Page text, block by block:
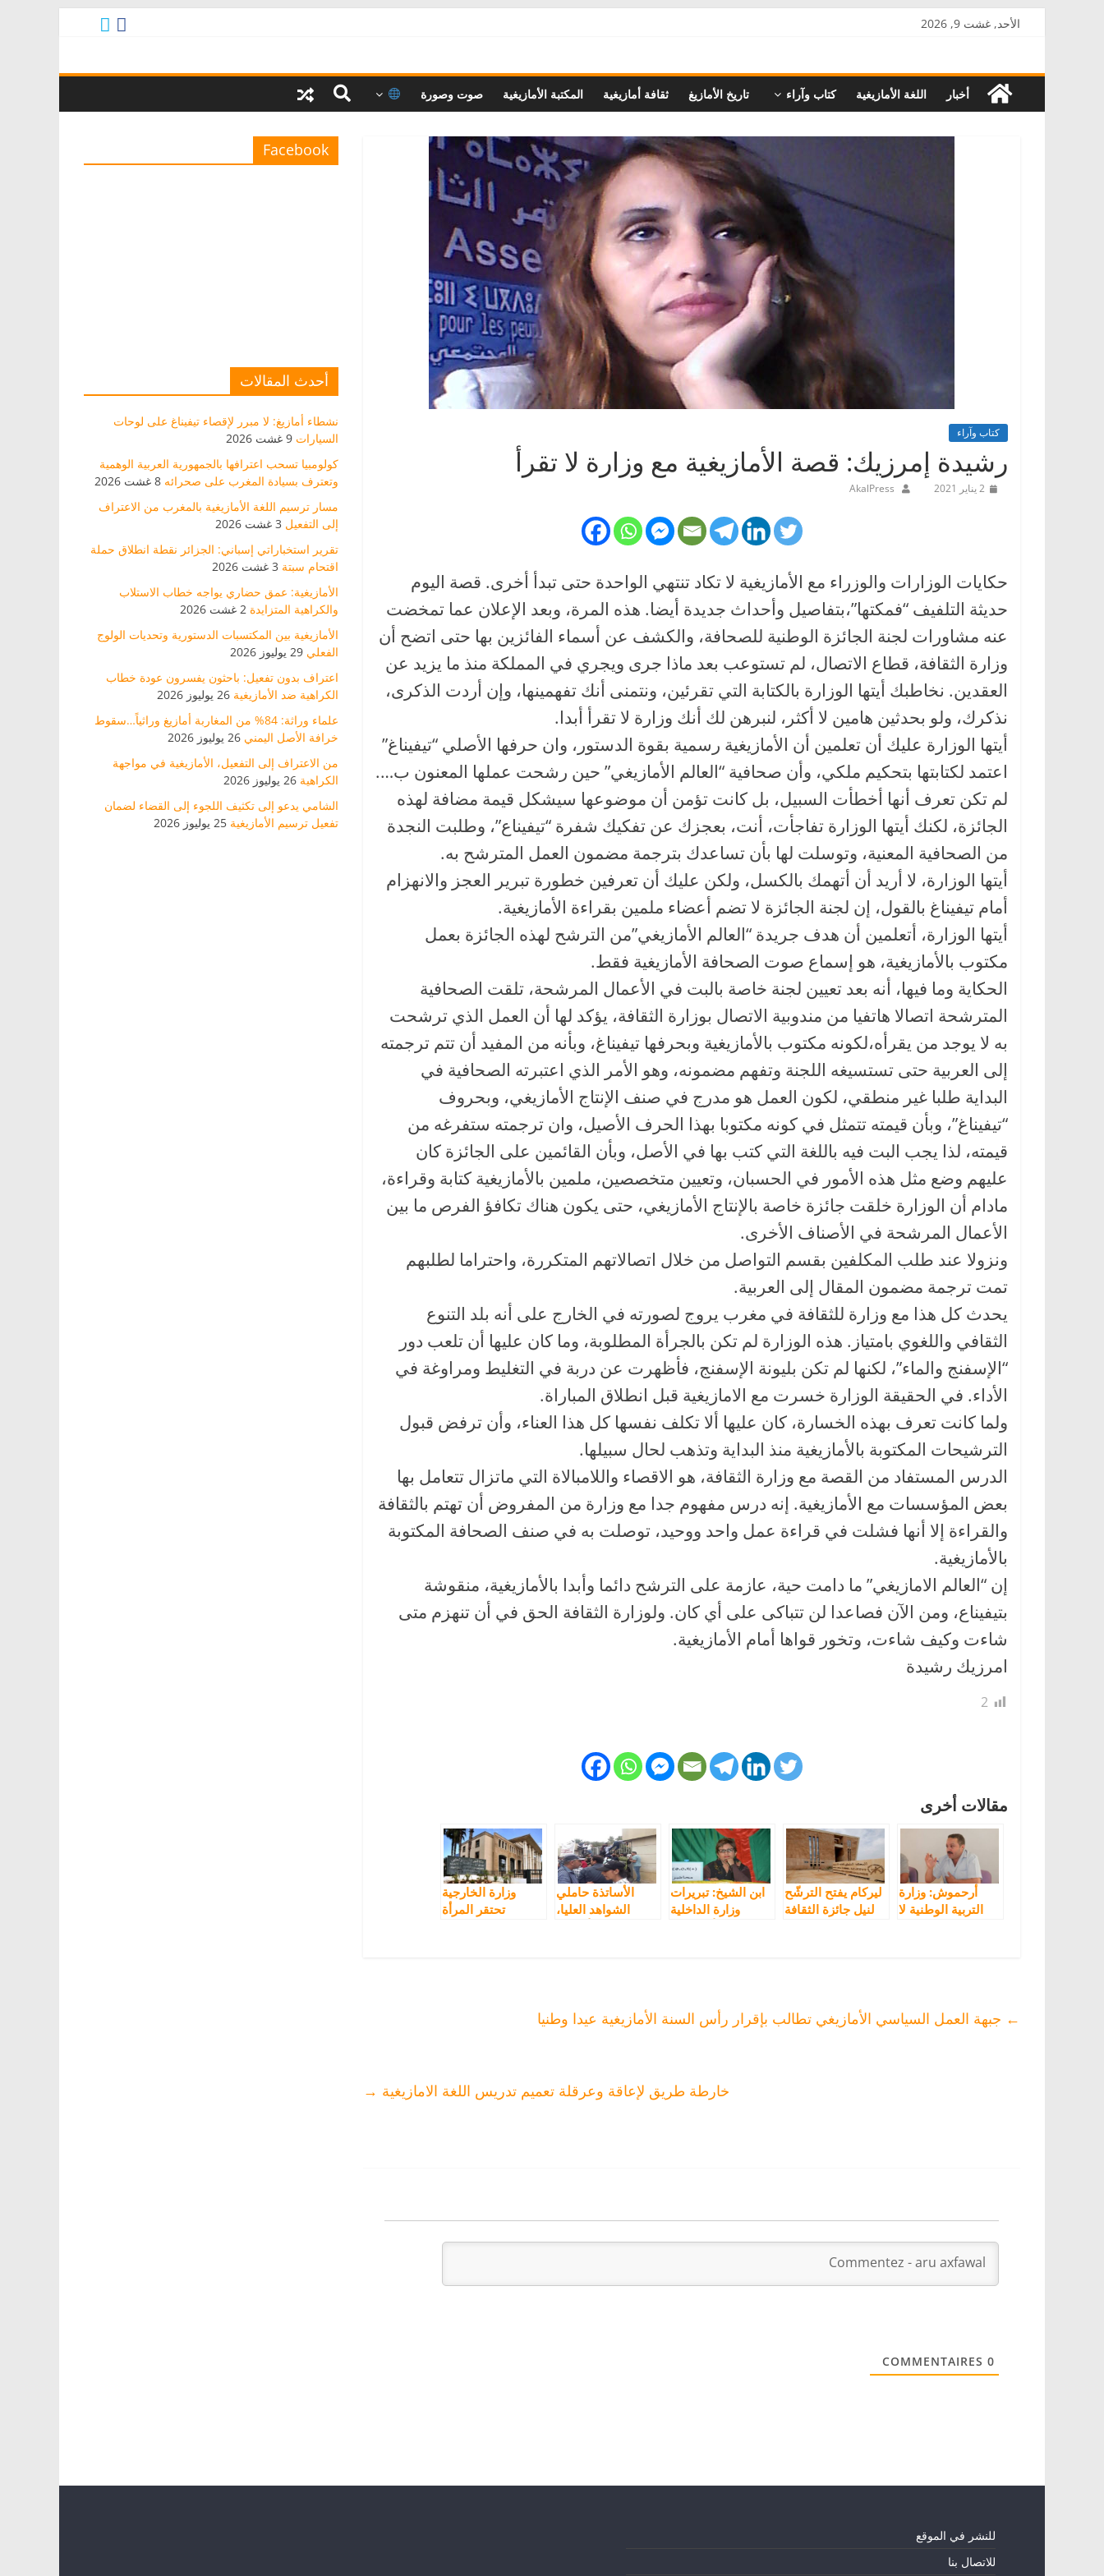
الأحد, غشت 9, 2026
AkalPress
منبر
أخبار اللغة الأمازيغية كتاب وآراء تاريخ الأمازيغ ثقافة أمازيغية المكتبة الأمازيغية صوت وصورة
كتاب وآراء
رشيدة إمرزيك: قصة الأمازيغية مع وزارة لا تقرأ
2 يناير 2021 AkalPress
حكايات الوزارات والوزراء مع الأمازيغية لا تكاد تنتهي الواحدة حتى تبدأ أخرى. قصة اليوم
حديثة التلفيف “فمكتها”،بتفاصيل وأحداث جديدة أيضا. هذه المرة، وبعد الإعلان عما تمخضت
عنه مشاورات لجنة الجائزة الوطنية للصحافة، والكشف عن أسماء الفائزين بها حتى اتضح أن
وزارة الثقافة، قطاع الاتصال، لم تستوعب بعد ماذا جرى ويجري في المملكة منذ ما يزيد عن
العقدين. نخاطبك أيتها الوزارة بالكتابة التي تقرئين، ونتمنى أنك تفهمينها، وإن أردت الذكرى،
نذكرك، ولو بحدثين هامين لا أكثر، لنبرهن لك أنك وزارة لا تقرأ أبدا.
أيتها الوزارة عليك أن تعلمين أن الأمازيغية رسمية بقوة الدستور، وان حرفها الأصلي “تيفيناغ”
اعتمد لكتابتها بتحكيم ملكي، وأن صحافية “العالم الأمازيغي” حين رشحت عملها المعنون ب….
لم تكن تعرف أنها أخطأت السبيل، بل كانت تؤمن أن موضوعها سيشكل قيمة مضافة لهذه
الجائزة، لكنك أيتها الوزارة تفاجأت، أنت، بعجزك عن تفكيك شفرة “تيفيناع”، وطلبت النجدة
من الصحافية المعنية، وتوسلت لها بأن تساعدك بترجمة مضمون العمل المترشح به.
أيتها الوزارة، لا أريد أن أتهمك بالكسل، ولكن عليك أن تعرفين خطورة تبرير العجز والانهزام
أمام تيفيناغ بالقول، إن لجنة الجائزة لا تضم أعضاء ملمين بقراءة الأمازيغية.
أيتها الوزارة، أتعلمين أن هدف جريدة “العالم الأمازيغي”من الترشح لهذه الجائزة بعمل
مكتوب بالأمازيغية، هو إسماع صوت الصحافة الأمازيغية فقط.
الحكاية وما فيها، أنه بعد تعيين لجنة خاصة بالبت في الأعمال المرشحة، تلقت الصحافية
المترشحة اتصالا هاتفيا من مندوبية الاتصال بوزارة الثقافة، يؤكد لها أن العمل الذي ترشحت
به لا يوجد من يقرأه،لكونه مكتوب بالأمازيغية وبحرفها تيفيناغ، وبأنه من المفيد أن تتم ترجمته
إلى العربية حتى تستسيغه اللجنة وتفهم مضمونه، وهو الأمر الذي اعتبرته الصحافية في
البداية طلبا غير منطقي، لكون العمل هو مدرج في صنف الإنتاج الأمازيغي، وبحروف
“تيفيناغ”، وبأن قيمته تتمثل في كونه مكتوبا بهذا الحرف الأصيل، وان ترجمته ستفرغه من
قيمته، لذا يجب البت فيه باللغة التي كتب بها في الأصل، وبأن القائمين على الجائزة كان
عليهم وضع مثل هذه الأمور في الحسبان، وتعيين متخصصين، ملمين بالأمازيغية كتابة وقراءة،
مادام أن الوزارة خلقت جائزة خاصة بالإنتاج الأمازيغي، حتى يكون هناك تكافؤ الفرص ما بين
الأعمال المرشحة في الأصناف الأخرى.
ونزولا عند طلب المكلفين بقسم التواصل من خلال اتصالاتهم المتكررة، واحتراما لطلبهم
تمت ترجمة مضمون المقال إلى العربية.
يحدث كل هذا مع وزارة للثقافة في مغرب يروج لصورته في الخارج على أنه بلد التنوع
الثقافي واللغوي بامتياز. هذه الوزارة لم تكن بالجرأة المطلوبة، وما كان عليها أن تلعب دور
“الإسفنج والماء”، لكنها لم تكن بليونة الإسفنج، فأظهرت عن دربة في التغليط ومراوغة في
الأداء. في الحقيقة الوزارة خسرت مع الامازيغية قبل انطلاق المباراة.
ولما كانت تعرف بهذه الخسارة، كان عليها ألا تكلف نفسها كل هذا العناء، وأن ترفض قبول
الترشيحات المكتوبة بالأمازيغية منذ البداية وتذهب لحال سبيلها.
الدرس المستفاد من القصة مع وزارة الثقافة، هو الاقصاء واللامبالاة التي ماتزال تتعامل بها
بعض المؤسسات مع الأمازيغية. إنه درس مفهوم جدا مع وزارة من المفروض أن تهتم بالثقافة
والقراءة إلا أنها فشلت في قراءة عمل واحد ووحيد، توصلت به في صنف الصحافة المكتوبة
بالأمازيغية.
إن “العالم الامازيغي” ما دامت حية، عازمة على الترشح دائما وأبدا بالأمازيغية، منقوشة
بتيفيناع، ومن الآن فصاعدا لن تتباكى على أي كان. ولوزارة الثقافة الحق في أن تنهزم متى
شاءت وكيف شاءت، وتخور قواها أمام الأمازيغية.
امرزيك رشيدة
2
مقالات أخرى
أرحموش: وزارة
التربية الوطنية لا
ليركام يفتح الترشّح
لنيل جائزة الثقافة
ابن الشيخ: تبريرات
وزارة الداخلية
الأساتذة حاملي
الشواهد العليا،
وزارة الخارجية
تحتقر المرأة
← جبهة العمل السياسي الأمازيغي تطالب بإقرار رأس السنة الأمازيغية عيدا وطنيا
خارطة طريق لإعاقة وعرقلة تعميم تدريس اللغة الامازيغية →
0
Facebook
أحدث المقالات
نشطاء أمازيغ: لا مبرر لإقصاء تيفيناغ على لوحات
السيارات 9 غشت 2026
كولومبيا تسحب اعترافها بالجمهورية العربية الوهمية
وتعترف بسيادة المغرب على صحرائه 8 غشت 2026
مسار ترسيم اللغة الأمازيغية بالمغرب من الاعتراف
إلى التفعيل 3 غشت 2026
تقرير استخباراتي إسباني: الجزائر نقطة انطلاق حملة
اقتحام سبتة 3 غشت 2026
الأمازيغية: عمق حضاري يواجه خطاب الاستلاب
والكراهية المتزايدة 2 غشت 2026
الأمازيغية بين المكتسبات الدستورية وتحديات الولوج
الفعلي 29 يوليوز 2026
اعتراف بدون تفعيل: باحثون يفسرون عودة خطاب
الكراهية ضد الأمازيغية 26 يوليوز 2026
علماء وراثة: 84% من المغاربة أمازيغ وراثياً…سقوط
خرافة الأصل اليمني 26 يوليوز 2026
من الاعتراف إلى التفعيل، الأمازيغية في مواجهة
الكراهية 26 يوليوز 2026
الشامي يدعو إلى تكثيف اللجوء إلى القضاء لضمان
تفعيل ترسيم الأمازيغية 25 يوليوز 2026
للنشر في الموقع
للاتصال بنا